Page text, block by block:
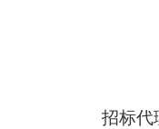
招标代理